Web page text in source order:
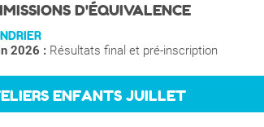
D'ÉQUIVALENCE
2026 : Résultats final et pré-inscription
ENFANTS JUILLET